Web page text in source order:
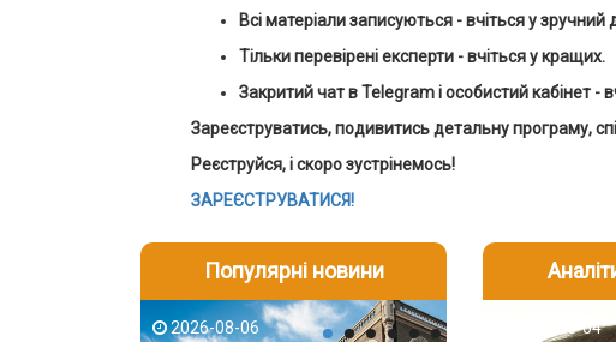
Всі матеріали записуються - вчіться у зручний
Тільки перевірені експерти - вчіться у кращих.
Закритий чат в Telegram і особистий кабінет -
Зареєструватись, подивитись детальну програму,
Реєструйся, і скоро зустрінемось!
ЗАРЕЄСТРУВАТИСЯ!
Популярні новини
2026-08-06
2026-08-03 2026-08-04
2026-